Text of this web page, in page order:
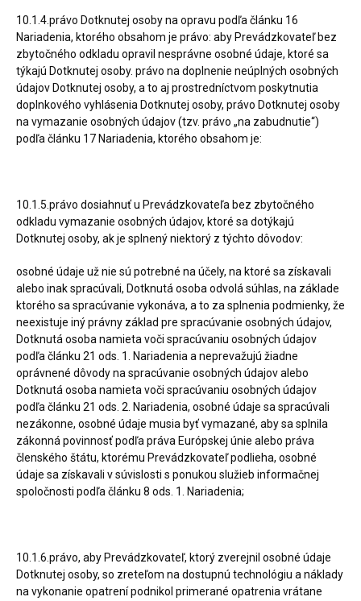
10.1.4.právo Dotknutej osoby na opravu podľa článku 16
Nariadenia, ktorého obsahom je právo: aby Prevádzkovateľ bez
zbytočného odkladu opravil nesprávne osobné údaje, ktoré sa
týkajú Dotknutej osoby. právo na doplnenie neúplných osobných
údajov Dotknutej osoby, a to aj prostredníctvom poskytnutia
doplnkového vyhlásenia Dotknutej osoby, právo Dotknutej osoby
na vymazanie osobných údajov (tzv. právo „na zabudnutie“)
podľa článku 17 Nariadenia, ktorého obsahom je:
10.1.5.právo dosiahnuť u Prevádzkovateľa bez zbytočného
odkladu vymazanie osobných údajov, ktoré sa dotýkajú
Dotknutej osoby, ak je splnený niektorý z týchto dôvodov:
osobné údaje už nie sú potrebné na účely, na ktoré sa získavali
alebo inak spracúvali, Dotknutá osoba odvolá súhlas, na základe
ktorého sa spracúvanie vykonáva, a to za splnenia podmienky, že
neexistuje iný právny základ pre spracúvanie osobných údajov,
Dotknutá osoba namieta voči spracúvaniu osobných údajov
podľa článku 21 ods. 1. Nariadenia a neprevažujú žiadne
oprávnené dôvody na spracúvanie osobných údajov alebo
Dotknutá osoba namieta voči spracúvaniu osobných údajov
podľa článku 21 ods. 2. Nariadenia, osobné údaje sa spracúvali
nezákonne, osobné údaje musia byť vymazané, aby sa splnila
zákonná povinnosť podľa práva Európskej únie alebo práva
členského štátu, ktorému Prevádzkovateľ podlieha, osobné
údaje sa získavali v súvislosti s ponukou služieb informačnej
spoločnosti podľa článku 8 ods. 1. Nariadenia;
10.1.6.právo, aby Prevádzkovateľ, ktorý zverejnil osobné údaje
Dotknutej osoby, so zreteľom na dostupnú technológiu a náklady
na vykonanie opatrení podnikol primerané opatrenia vrátane